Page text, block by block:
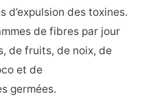
d’expulsion des toxines.
de fibres par jour
de fruits, de noix, de
et de
germées.